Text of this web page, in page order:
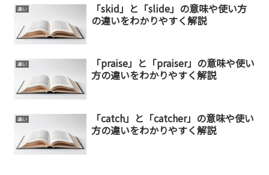
違い
「skid」と「slide」の意味や使い方
の違いをわかりやすく解説
違い
「praise」と「praiser」の意味や使い
方の違いをわかりやすく解説
違い
「catch」と「catcher」の意味や使い
方の違いをわかりやすく解説